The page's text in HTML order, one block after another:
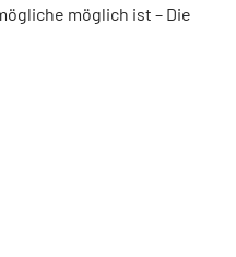
­möglich ist – Die